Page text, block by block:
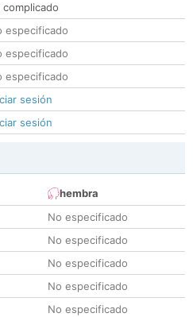
complicado
especificado
especificado
especificado
sesión
sesión
hembra
No especificado
No especificado
No especificado
No especificado
No especificado